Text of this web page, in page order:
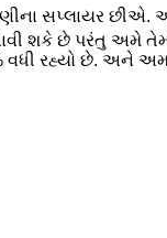
સપ્લાયર
શકે છે પરંતુ
વધી રહ્યો છે. અને